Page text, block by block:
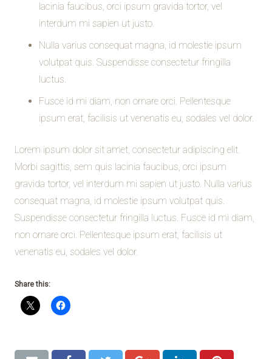
lacinia faucibus, orci ipsum gravida tortor, vel
interdum mi sapien ut justo.
Nulla varius consequat magna, id molestie ipsum
volutpat quis. Suspendisse consectetur fringilla
luctus.
Fusce id mi diam, non ornare orci. Pellentesque
ipsum erat, facilisis ut venenatis eu, sodales vel dolor.
Lorem ipsum dolor sit amet, consectetur adipiscing elit.
Morbi sagittis, sem quis lacinia faucibus, orci ipsum
gravida tortor, vel interdum mi sapien ut justo. Nulla varius
consequat magna, id molestie ipsum volutpat quis.
Suspendisse consectetur fringilla luctus. Fusce id mi diam,
non ornare orci. Pellentesque ipsum erat, facilisis ut
venenatis eu, sodales vel dolor.
Share this: